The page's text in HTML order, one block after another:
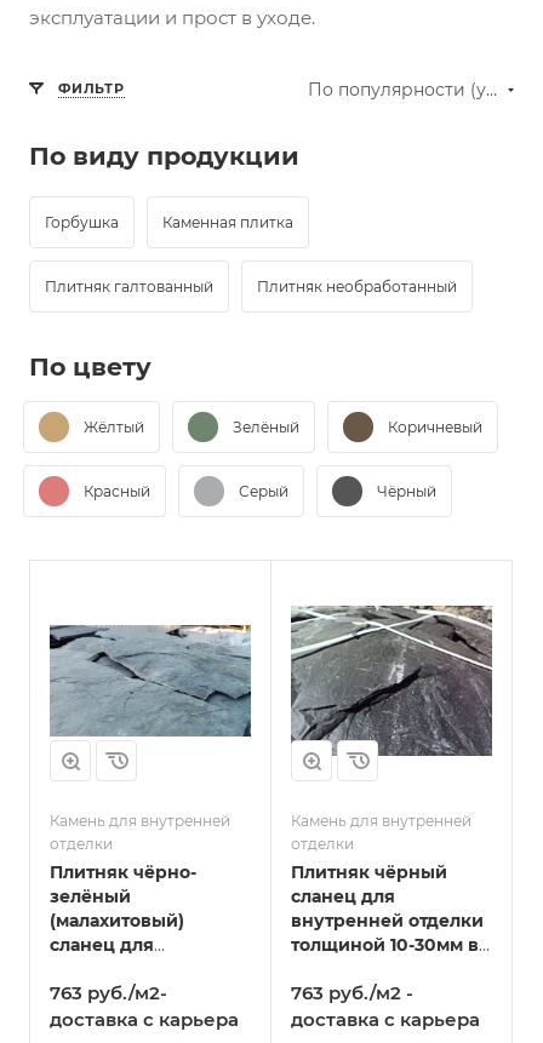
эксплуатации и прост в уходе.
ФИЛЬТР По популярности (убывание)
По виду продукции
Горбушка Каменная плитка
Плитняк галтованный Плитняк необработанный
По цвету
Жёлтый Зелёный Коричневый
Красный Серый Чёрный
Камень для внутренней
отделки
Плитняк чёрно-
зелёный
(малахитовый)
сланец для
помещений,
толщина 10-30 мм в
763 руб./м2-
доставка с карьера
Камень для внутренней
отделки
Плитняк чёрный
сланец для
внутренней отделки
толщиной 10-30мм в
763 руб./м2 -
доставка с карьера